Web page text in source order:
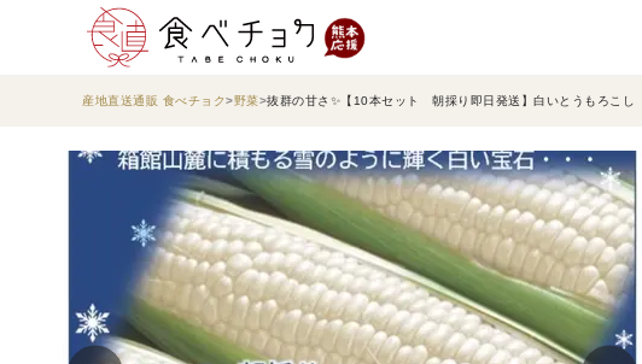
産地直送通販 食べチョク 野菜 抜群の甘さ✨【10本セット 朝採り即日発送】白いとうもろこし